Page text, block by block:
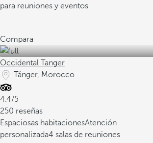
para reuniones y eventos
Compara
Occidental Tanger
Tánger, Morocco
4.4/5
250 reseñas
Espaciosas habitacionesAtención
personalizada4 salas de reuniones